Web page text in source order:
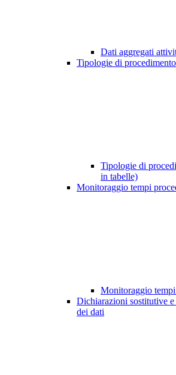
Dati aggregati
Tipologie di procedimento
Tipologie di
in tabelle)
Monitoraggio tempi
Monitoraggio
Dichiarazioni sostitutive
dei dati